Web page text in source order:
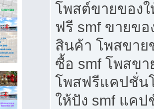
โพสต์ขายของ
ฟรี smf ขายข
สินค้า โพสขาย
ซื้อ smf โพสข
โพสฟรีแคปชั่น
ให้ปัง smf แค